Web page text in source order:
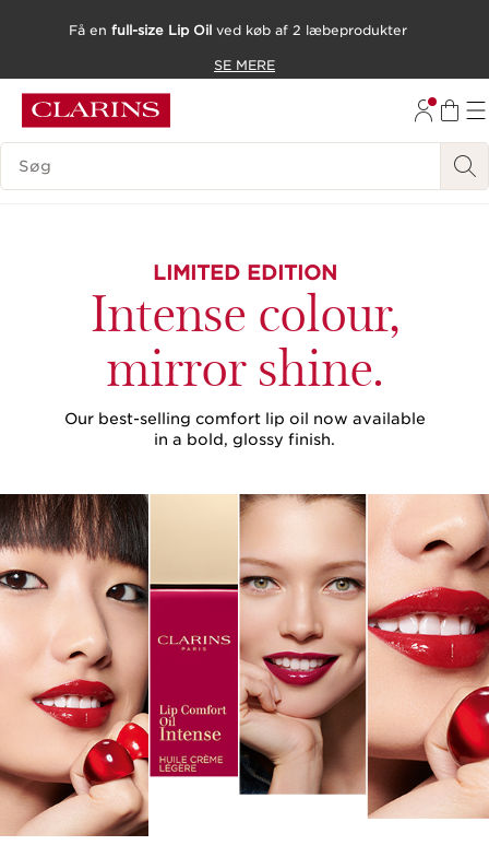
HOP TIL INDHOLD
GÅ TIL BUND
Få en full-size Lip Oil ved køb af 2 læbeprodukter
SE MERE
SØGEVINDUE
LIMITED EDITION
Intense colour,
mirror shine.
Our best-selling comfort lip oil now available
in a bold, glossy finish.